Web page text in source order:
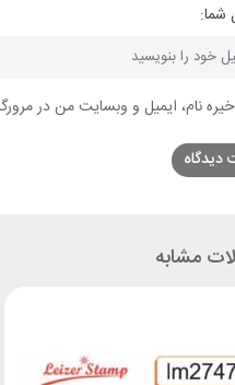
شما:
نام، ایمیل و وبسایت من در
مشابه